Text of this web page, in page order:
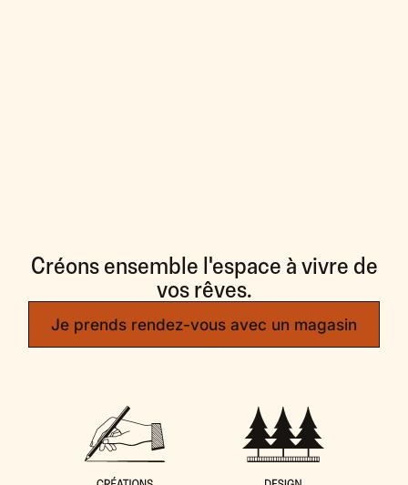
Créons ensemble l'espace à vivre de
vos rêves.
Je prends rendez-vous avec un magasin